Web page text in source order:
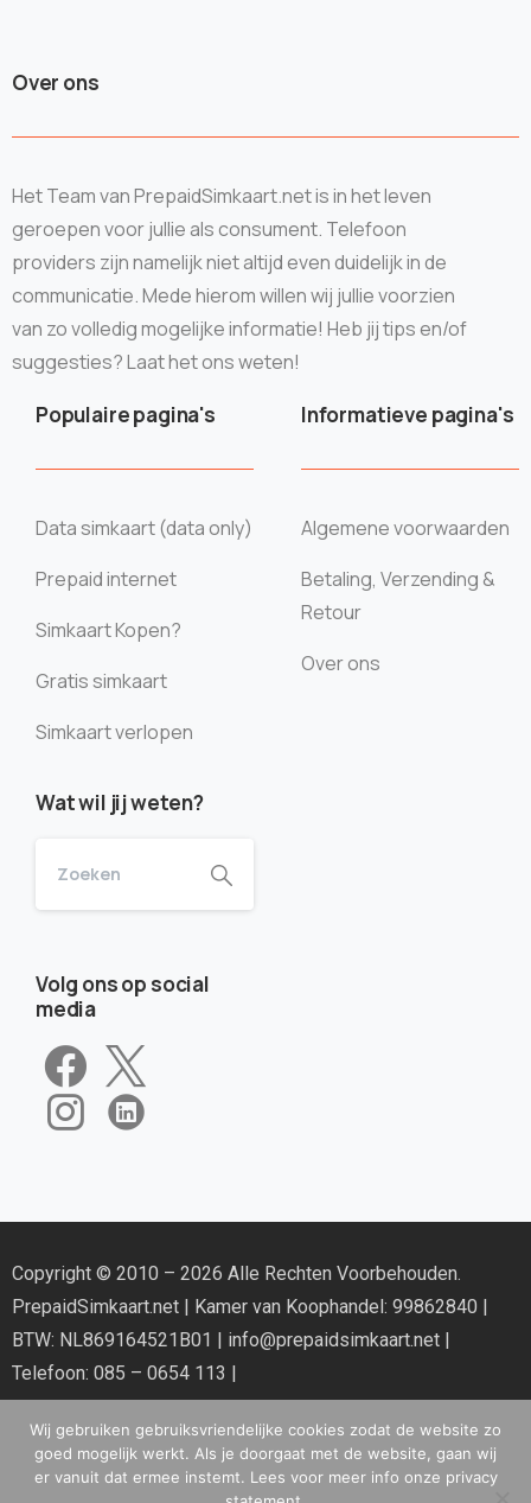
Over ons
Het Team van PrepaidSimkaart.net is in het leven
geroepen voor jullie als consument. Telefoon
providers zijn namelijk niet altijd even duidelijk in de
communicatie. Mede hierom willen wij jullie voorzien
van zo volledig mogelijke informatie! Heb jij tips en/of
suggesties? Laat het ons weten!
Populaire pagina's
Data simkaart (data only)
Prepaid internet
Simkaart Kopen?
Gratis simkaart
Simkaart verlopen
Informatieve pagina's
Algemene voorwaarden
Betaling, Verzending &
Retour
Over ons
Wat wil jij weten?
Volg ons op social
media
Copyright © 2010 – 2026 Alle Rechten Voorbehouden.
PrepaidSimkaart.net | Kamer van Koophandel: 99862840 |
BTW: NL869164521B01 | info@prepaidsimkaart.net |
Telefoon: 085 – 0654 113 |
Wij gebruiken gebruiksvriendelijke cookies zodat de website zo
goed mogelijk werkt. Als je doorgaat met de website, gaan wij
er vanuit dat ermee instemt. Lees voor meer info onze privacy